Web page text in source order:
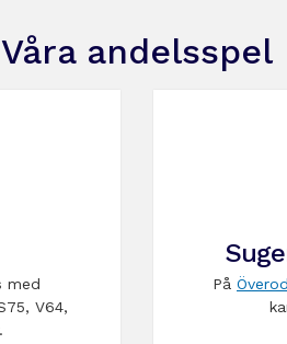
Våra andelsspel
med
V64,
På